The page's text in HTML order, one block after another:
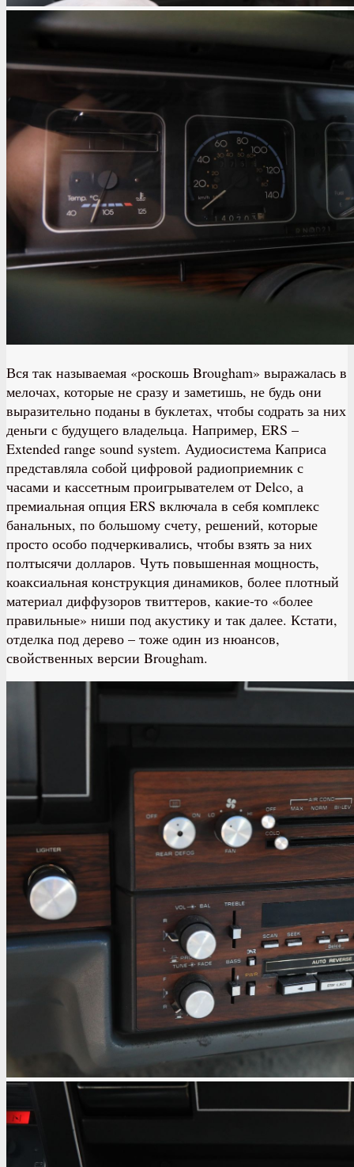
Вся так называемая «роскошь Brougham» выражалась в
мелочах, которые не сразу и заметишь, не будь они
выразительно поданы в буклетах, чтобы содрать за них
деньги с будущего владельца. Например, ERS –
Extended range sound system. Аудиосистема Каприса
представляла собой цифровой радиоприемник с
часами и кассетным проигрывателем от Delco, а
премиальная опция ERS включала в себя комплекс
банальных, по большому счету, решений, которые
просто особо подчеркивались, чтобы взять за них
полтысячи долларов. Чуть повышенная мощность,
коаксиальная конструкция динамиков, более плотный
материал диффузоров твиттеров, какие-то «более
правильные» ниши под акустику и так далее. Кстати,
отделка под дерево – тоже один из нюансов,
свойственных версии Brougham.